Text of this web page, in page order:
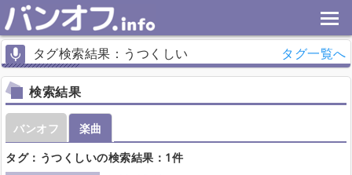
タグ検索結果：うつくしい タグ一覧へ
検索結果
バンオフ
楽曲
タグ：うつくしいの検索結果：1件